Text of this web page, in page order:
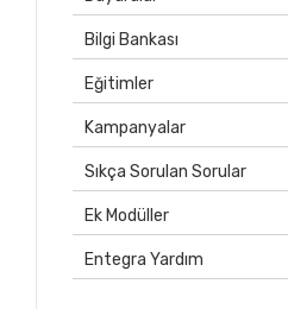
Bilgi Bankası
Eğitimler
Kampanyalar
Sıkça Sorulan Sorular
Ek Modüller
Entegra Yardım